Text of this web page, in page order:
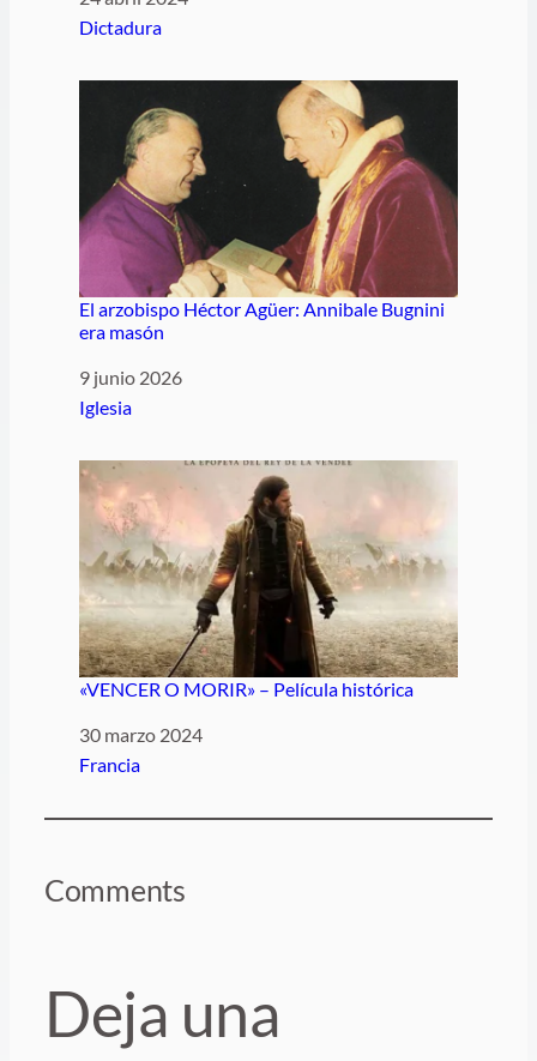
Respecto a
Dictadura
El arzobispo Héctor Agüer: Annibale Bugnini
era masón
Fecha
9 junio 2026
Respecto a
Iglesia
«VENCER O MORIR» – Película histórica
Fecha
30 marzo 2024
Respecto a
Francia
Comments
Deja una